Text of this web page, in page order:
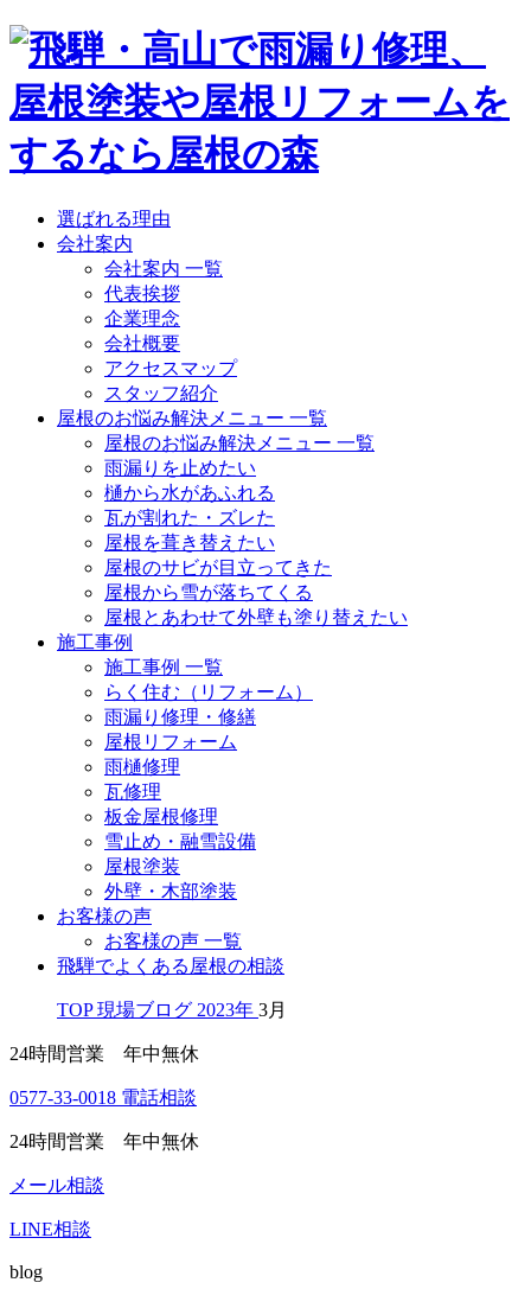
選ばれる理由
会社案内
会社案内 一覧
代表挨拶
企業理念
会社概要
アクセスマップ
スタッフ紹介
屋根のお悩み解決メニュー 一覧
屋根のお悩み解決メニュー 一覧
雨漏りを止めたい
樋から水があふれる
瓦が割れた・ズレた
屋根を葺き替えたい
屋根のサビが目立ってきた
屋根から雪が落ちてくる
屋根とあわせて外壁も塗り替えたい
施工事例
施工事例 一覧
らく住む（リフォーム）
雨漏り修理・修繕
屋根リフォーム
雨樋修理
瓦修理
板金屋根修理
雪止め・融雪設備
屋根塗装
外壁・木部塗装
お客様の声
お客様の声 一覧
飛騨でよくある屋根の相談
TOP 現場ブログ 2023年 3月
24時間営業 年中無休
0577-33-0018 電話相談
24時間営業 年中無休
メール相談
LINE相談
blog